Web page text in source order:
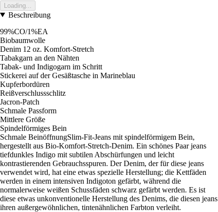
Loading...
Beschreibung
99%CO/1%EA
Biobaumwolle
Denim 12 oz. Komfort-Stretch
Tabakgarn an den Nähten
Tabak- und Indigogarn im Schritt
Stickerei auf der Gesäßtasche in Marineblau
Kupferbordüren
Reißverschlussschlitz
Jacron-Patch
Schmale Passform
Mittlere Größe
Spindelförmiges Bein
Schmale BeinöffnungSlim-Fit-Jeans mit spindelförmigem Bein,
hergestellt aus Bio-Komfort-Stretch-Denim. Ein schönes Paar jeans
tiefdunkles Indigo mit subtilen Abschürfungen und leicht
kontrastierenden Gebrauchsspuren. Der Denim, der für diese jeans
verwendet wird, hat eine etwas spezielle Herstellung; die Kettfäden
werden in einem intensiven Indigoton gefärbt, während die
normalerweise weißen Schussfäden schwarz gefärbt werden. Es ist
diese etwas unkonventionelle Herstellung des Denims, die diesen jeans
ihren außergewöhnlichen, tintenähnlichen Farbton verleiht.